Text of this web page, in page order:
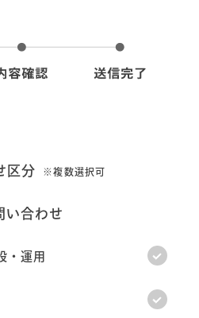
区分 ※複数選択可
い合わせ
・運用